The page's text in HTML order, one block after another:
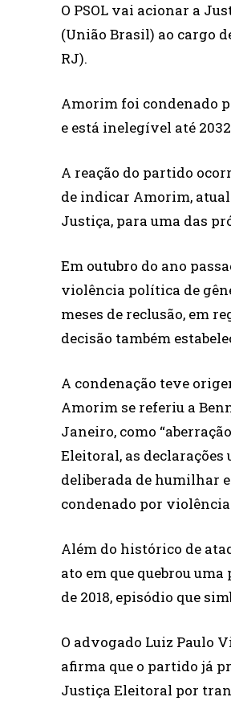
O PSOL vai acionar a
(União Brasil) ao cargo
RJ).
Amorim foi condenado
e está inelegível até
A reação do partido
de indicar Amorim,
Justiça, para uma das
Em outubro do ano
violência política de
meses de reclusão, em
decisão também
A condenação teve
Amorim se referiu a
Janeiro, como
Eleitoral, as
deliberada de humilhar
condenado por
Além do histórico de
ato em que quebrou
de 2018, episódio que
O advogado Luiz Paulo
afirma que o partido já
Justiça Eleitoral por